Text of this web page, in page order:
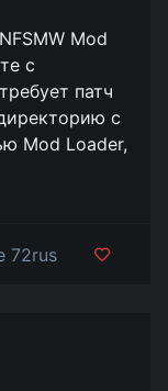
Mod
с
патч
с
Mod Loader,
72rus